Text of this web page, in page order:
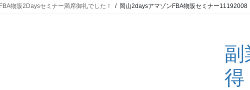
物販2Daysセミナー満席御礼でした！ 岡山2daysアマゾンFBA物販セミナー11192008
副
得